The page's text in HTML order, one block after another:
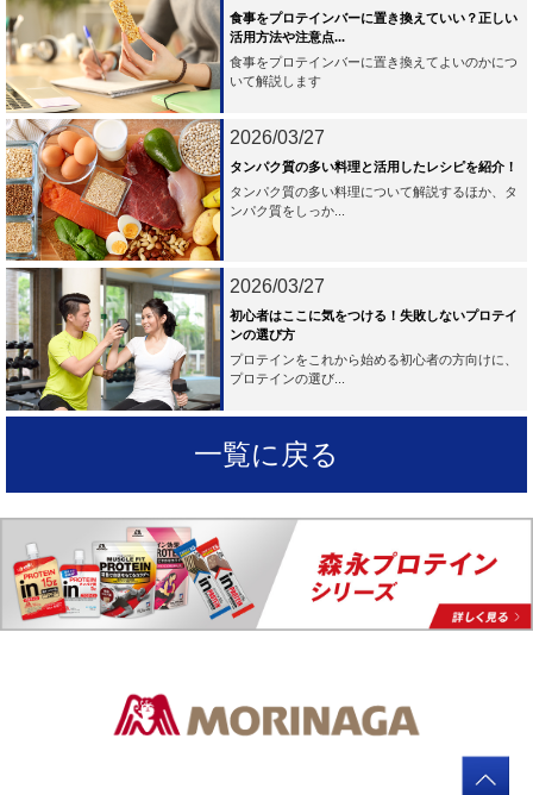
食事をプロテインバーに置き換えていい？正しい
活用方法や注意点...
食事をプロテインバーに置き換えてよいのかにつ
いて解説します
2026/03/27
タンパク質の多い料理と活用したレシピを紹介！
タンパク質の多い料理について解説するほか、タ
ンパク質をしっか...
2026/03/27
初心者はここに気をつける！失敗しないプロテイ
ンの選び方
プロテインをこれから始める初心者の方向けに、
プロテインの選び...
一覧に戻る